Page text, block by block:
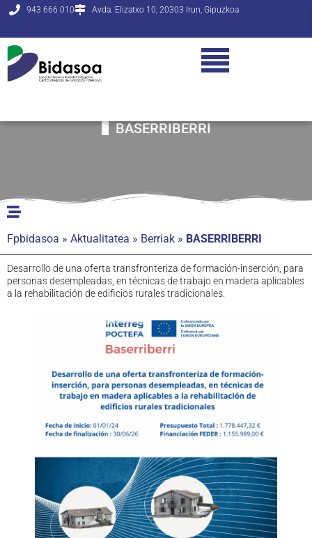
943 666 010 Avda. Elizatxo 10, 20303 Irun, Gipuzkoa
BASERRIBERRI
Fpbidasoa » Aktualitatea » Berriak » BASERRIBERRI
Desarrollo de una oferta transfronteriza de formación-inserción, para
personas desempleadas, en técnicas de trabajo en madera aplicables
a la rehabilitación de edificios rurales tradicionales.